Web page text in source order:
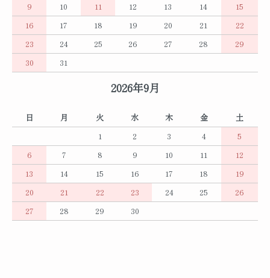
9
10 11 12 13 14
15
16
17 18 19 20 21
22
23
24 25 26 27 28
29
30
31
2026年9月
日 月 火 水 木 金
土
1
2 3 4
5
6
7 8 9 10 11
12
13
14 15 16 17 18
19
20
21 22 23 24 25
26
27
28 29 30